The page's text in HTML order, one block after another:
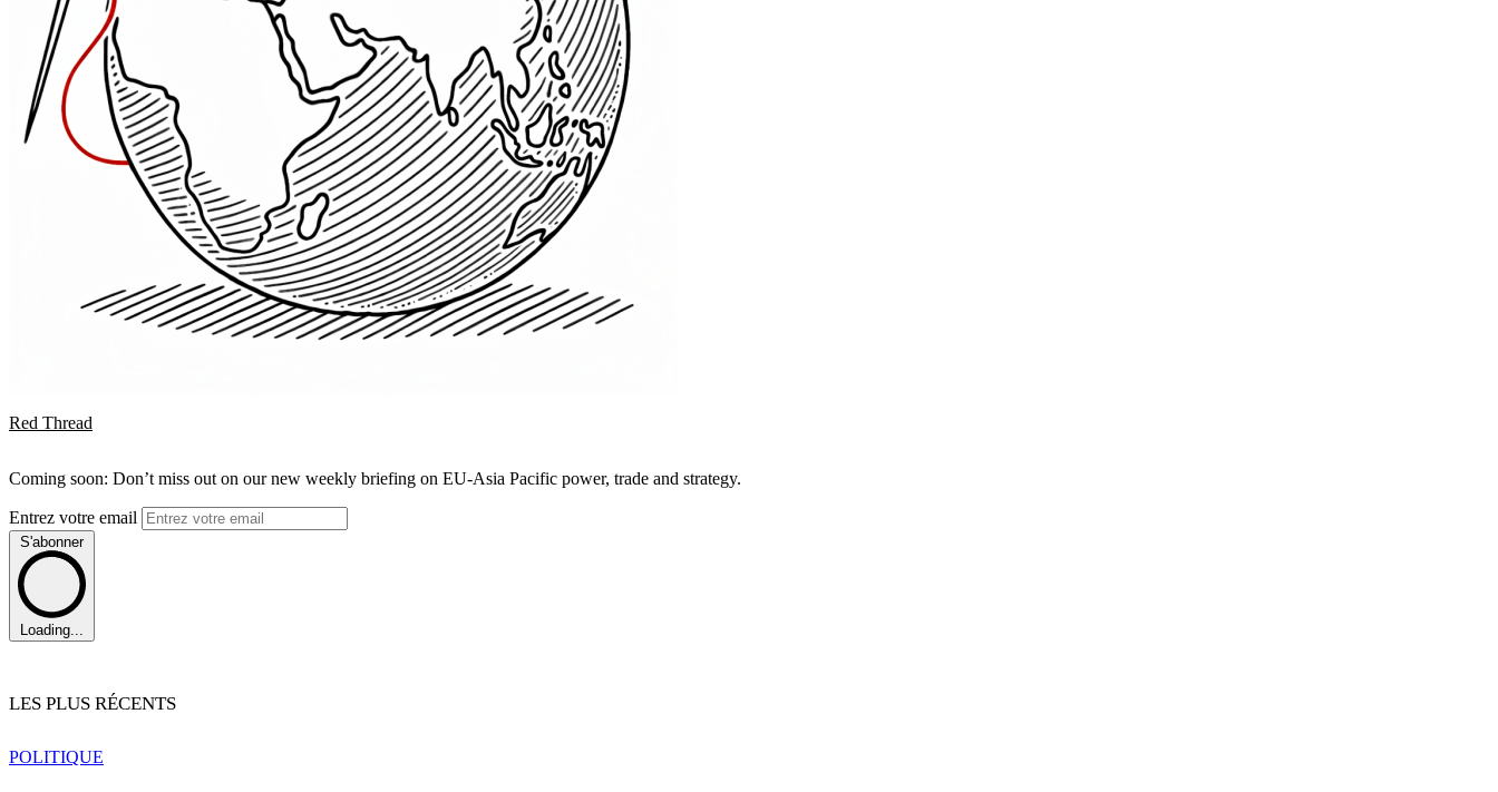
Red Thread
Coming soon: Don’t miss out on our new weekly briefing on EU-Asia Pacific power, trade and strategy.
Entrez votre email
S'abonner
Loading...
LES PLUS RÉCENTS
POLITIQUE